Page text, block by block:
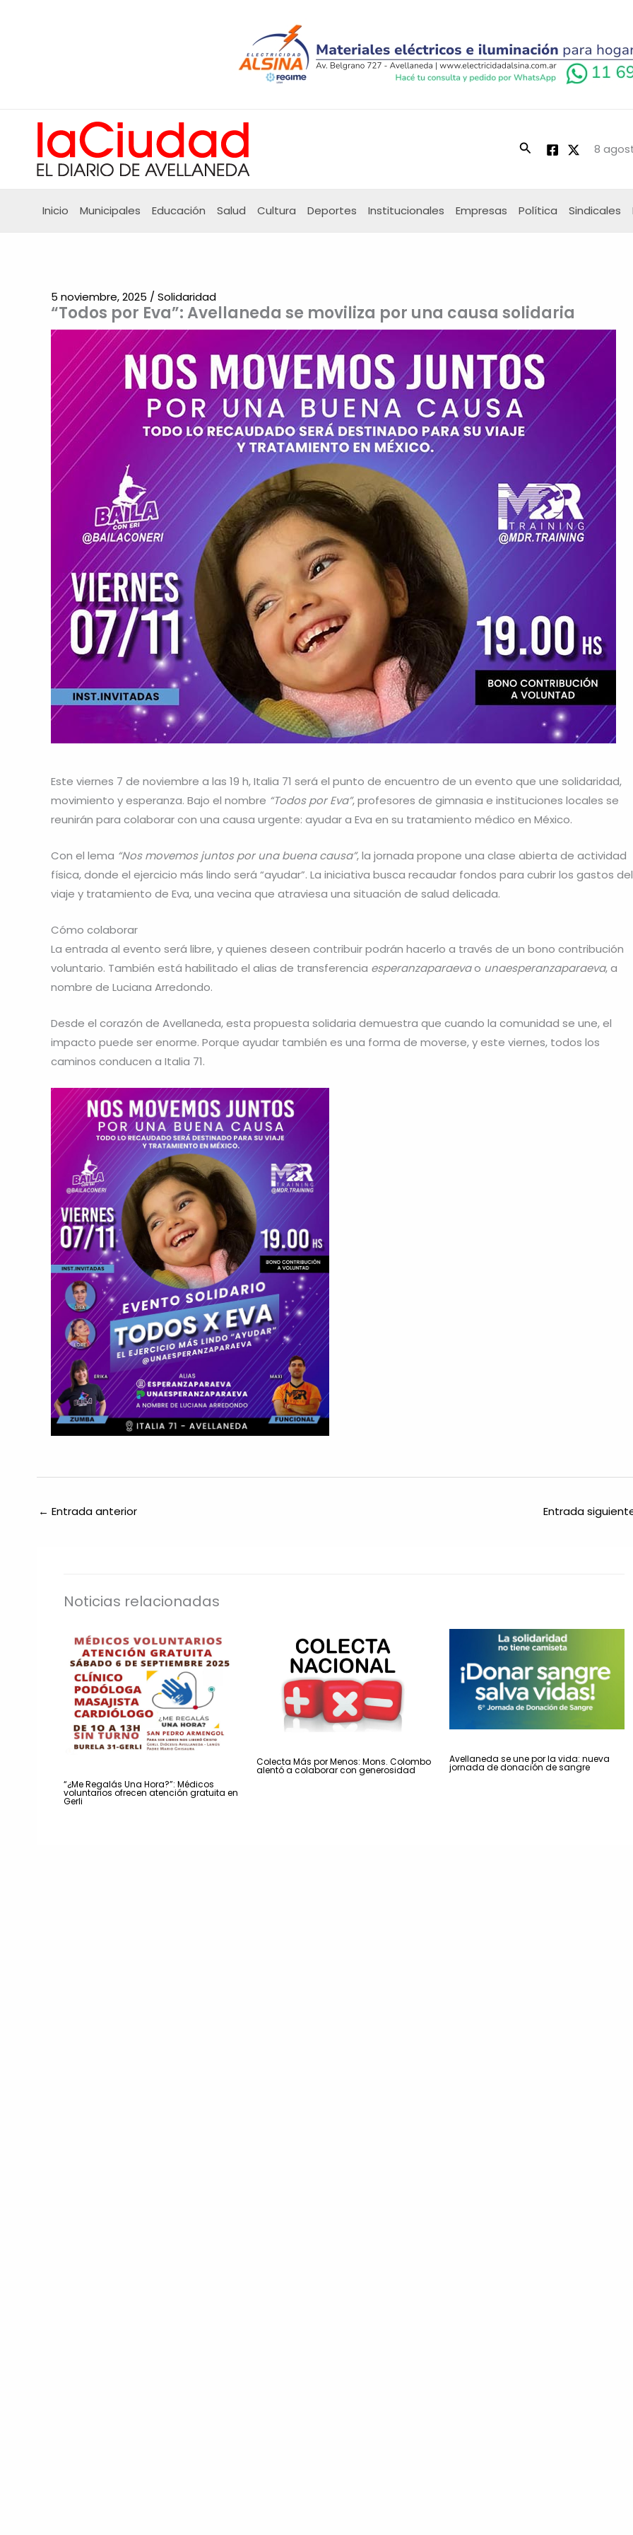
Buscar 8
Inicio Municipales Educación Salud Cultura Deportes Institucionales Empresas Política Sindicales
“Todos por Eva”: Avellaneda se moviliza por una causa solidaria
5 noviembre, 2025 / Solidaridad
Este viernes 7 de noviembre a las 19 h, Italia 71 será el punto de encuentro de un evento que une solidaridad,
movimiento y esperanza. Bajo el nombre “Todos por Eva”, profesores de gimnasia e instituciones locales se
reunirán para colaborar con una causa urgente: ayudar a Eva en su tratamiento médico en México.
Con el lema “Nos movemos juntos por una buena causa”, la jornada propone una clase abierta de actividad
física, donde el ejercicio más lindo será “ayudar”. La iniciativa busca recaudar fondos para cubrir los gastos del
viaje y tratamiento de Eva, una vecina que atraviesa una situación de salud delicada.
Cómo colaborar
La entrada al evento será libre, y quienes deseen contribuir podrán hacerlo a través de un bono contribución
voluntario. También está habilitado el alias de transferencia esperanzaparaevao unaesperanzaparaeva, a
nombre de Luciana Arredondo.
Desde el corazón de Avellaneda, esta propuesta solidaria demuestra que cuando la comunidad se une, el
impacto puede ser enorme. Porque ayudar también es una forma de moverse, y este viernes, todos los
caminos conducen a Italia 71.
← Entrada anterior Entrada
Noticias relacionadas
“¿Me Regalás Una Hora?”: Médicos
voluntarios ofrecen atención gratuita en
Gerli
Colecta Más por Menos: Mons. Colombo
alentó a colaborar con generosidad
Avellaneda se une por la vida: nueva
jornada de donación de sangre